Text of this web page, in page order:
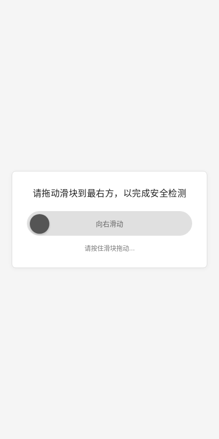
请拖动滑块到最右方，以完成安全检测
向右滑动
请按住滑块拖动...